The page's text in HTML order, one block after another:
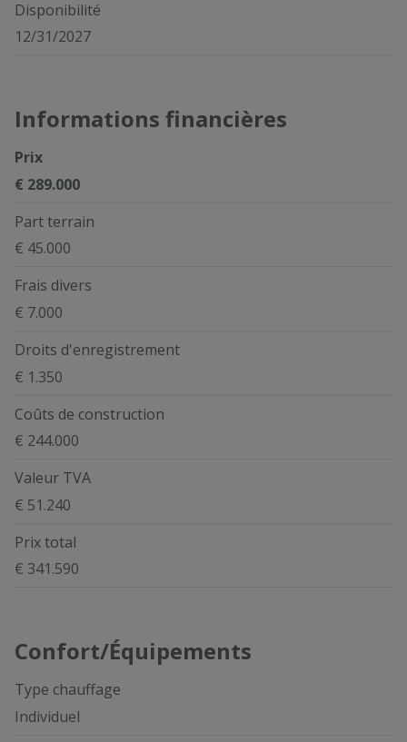
Disponibilité
12/31/2027
Informations financières
Prix
€ 289.000
Part terrain
€ 45.000
Frais divers
€ 7.000
Droits d'enregistrement
€ 1.350
Coûts de construction
€ 244.000
Valeur TVA
€ 51.240
Prix total
€ 341.590
Confort/Équipements
Type chauffage
Individuel